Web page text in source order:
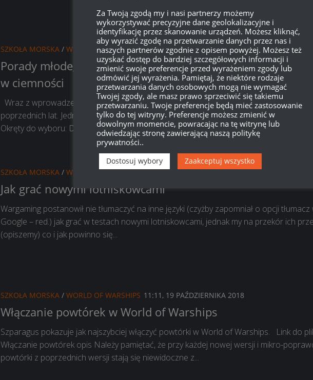
SZKOŁA MORSKA / WORLD OF WARSHIPS 14:48, 29 PAŹDZIERNIKA 2018
Porady młodego kapitana #26 – jak przejść misję Promień
w ciemności
Wraz z wprowadzeniem wydarzenia Halloween 2018 roku WG jeszcze raz użyło
poprzednich lat. Jedną z nich jest „Promień światła w ciemności” Promień światła w
Okręty do wyboru: DD Urashima...
SZKOŁA MORSKA / WORLD OF WARSHIPS 11:51, 19 PAŹDZIERNIKA 2018
Jak grać nowymi lotniskowcami
Wargaming postanowił nie tłumaczyć na inne języki (czyżby zapomniał o opcji tłumacz
Google – red.) jak grać w testach nowymi lotniskowcami, jednak my na przekór ich
(opiszemy) co i jak powinno się...
SZKOŁA MORSKA / WORLD OF WARSHIPS 11:11, 19 PAŹDZIERNIKA 2018
Włączanie powtórek w World of Warships
Szparagus pokazuje jak najszybciej włączyć powtórki w World of Warships. Link do
Włączanie powtórek opis Należy pamiętać, że przy każdej nowej wersji i mikro-
powtórki z poprzednich wersji stają się niewidoczne z...
Za Twoją zgodą my i nasi partnerzy możemy
wykorzystywać precyzyjne dane geolokalizacyjne i
identyfikację przez skanowanie urządzeń. Możesz kliknąć,
aby wyrazić zgodę na przetwarzanie danych przez nas i
naszych partnerów zgodnie z opisem powyżej. Możesz też
uzyskać dostęp do bardziej szczegółowych informacji i
zmienić swoje preferencje przed wyrażeniem zgody lub
odmówić jej wyrażenia. Pamiętaj, że niektóre rodzaje
przetwarzania danych osobowych mogą nie wymagać
Twojej zgody, ale masz prawo sprzeciwić się takiemu
przetwarzaniu. Twoje preferencje będą mieć zastosowanie
tylko do tej witryny. Preferencje możesz zmienić w
dowolnym momencie, powracając na tę witrynę lub
odwiedzając stronę zawierającą naszą politykę
prywatności..
Dostosuj wybory Zaakceptuj wszystko